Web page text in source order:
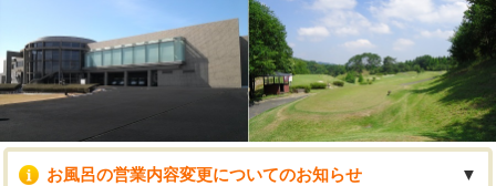
お風呂の営業内容変更についてのお知らせ ▼